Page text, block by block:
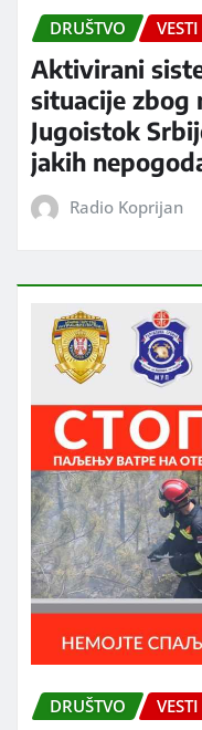
DRUŠTVO VESTI
Aktivirani
situacije zbog
Jugoistok
jakih
Radio Koprijan
DRUŠTVO VESTI